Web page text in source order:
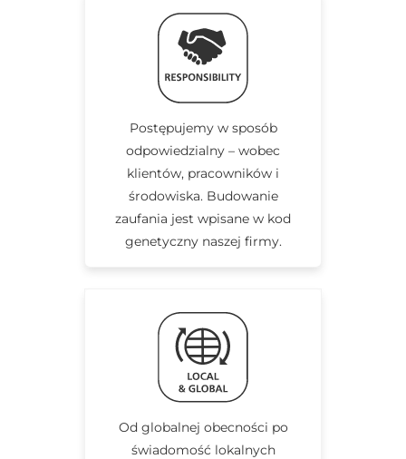
Postępujemy w sposób
odpowiedzialny – wobec
klientów, pracowników i
środowiska. Budowanie
zaufania jest wpisane w kod
genetyczny naszej firmy.
Od globalnej obecności po
świadomość lokalnych